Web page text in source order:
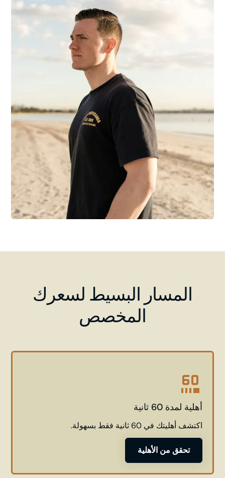
المسار البسيط لسعرك
المخصص
أهلية لمدة 60 ثانية
اكتشف أهليتك في 60 ثانية فقط بسهولة.
تحقق من الأهلية